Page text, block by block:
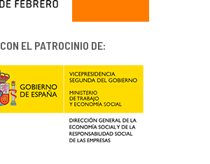
CON EL PATROCINIO DE: